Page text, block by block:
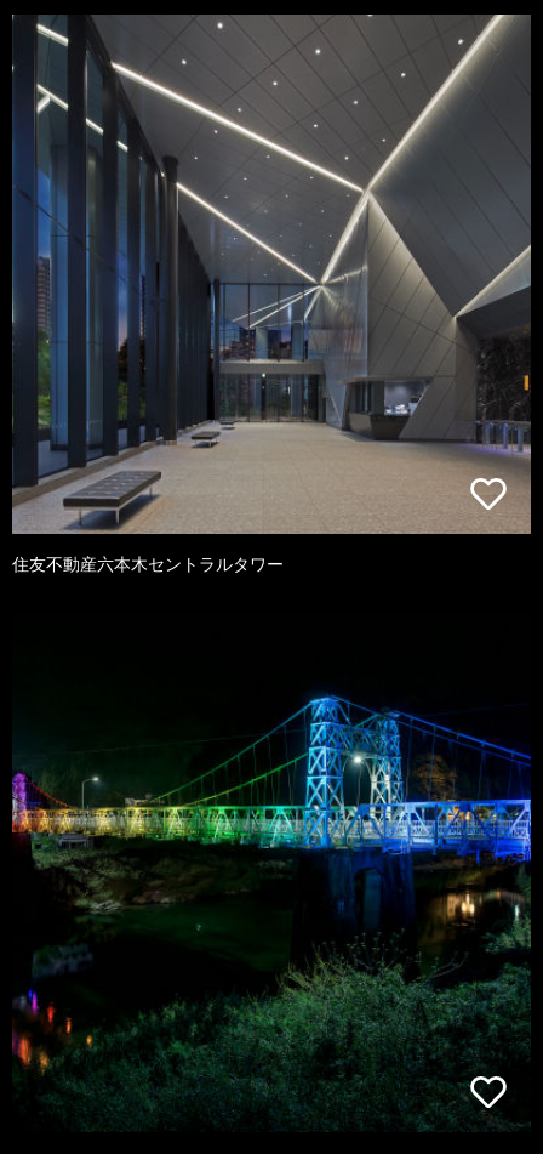
住友不動産六本木セントラルタワー